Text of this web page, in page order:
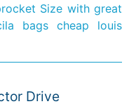
Size with great
bags
cheap louis
Drive